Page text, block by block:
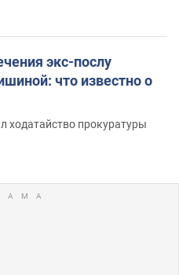
экс-послу
что известно о
ходатайство прокуратуры